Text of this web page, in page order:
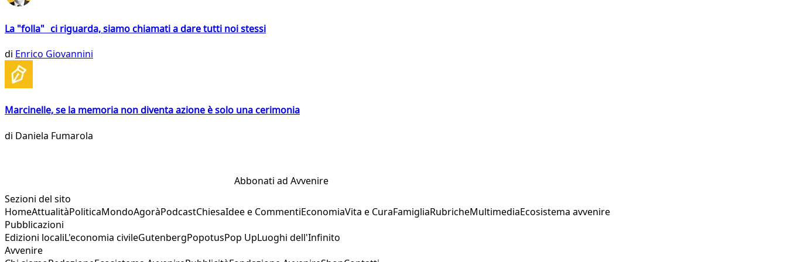
La "folla" ci riguarda, siamo chiamati a dare tutti noi stessi
di Enrico Giovannini
Marcinelle, se la memoria non diventa azione è solo una cerimonia
di Daniela Fumarola
Abbonati ad Avvenire
Sezioni del sito
HomeAttualitàPoliticaMondoAgoràPodcastChiesaIdee e CommentiEconomiaVita e CuraFamigliaRubricheMultimediaEcosistema avvenire
Pubblicazioni
Edizioni localiL'economia civileGutenbergPopotusPop UpLuoghi dell'Infinito
Avvenire